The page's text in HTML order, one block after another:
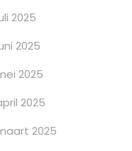
2025
2025
2025
2025
2025